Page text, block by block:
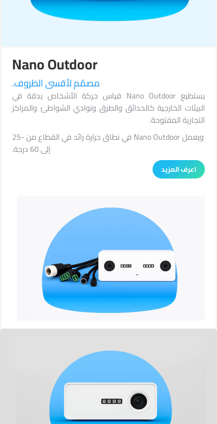
Nano Outdoor
مصمّم لأقسى الظروف.
يستطيع Nano Outdoor قياس حركة الأشخاص بدقة في
البيئات الخارجية كالحدائق والطرق ونوادي الشواطئ والمراكز
التجارية المفتوحة.
ويعمل Nano Outdoor في نطاق حرارة رائد في القطاع من -25
إلى 60 درجة.
اعرف المزيد